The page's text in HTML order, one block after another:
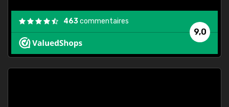
9,0
463commentaires